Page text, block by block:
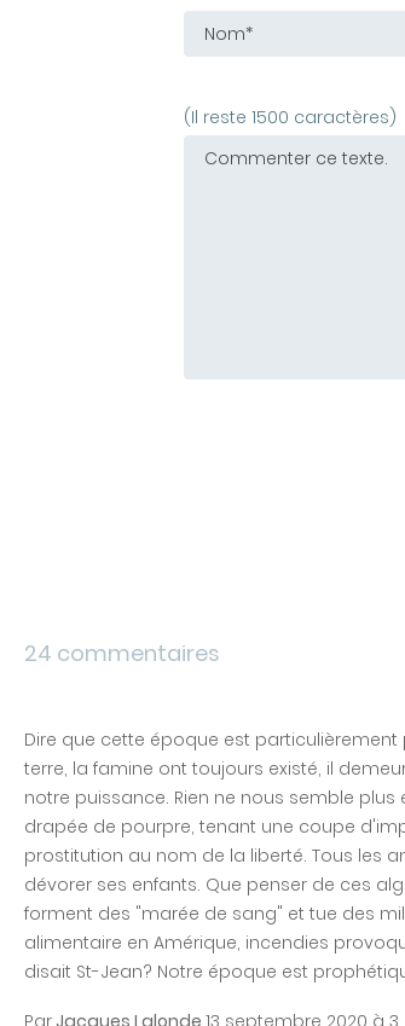
(Il reste 1500 caractères)
24 commentaires
Dire que cette époque est
terre, la famine ont toujours existé, il
notre puissance. Rien ne nous semble
drapée de pourpre, tenant une coupe
prostitution au nom de la liberté. Tous les
dévorer ses enfants. Que penser de ces
forment des "marée de sang" et tue des
alimentaire en Amérique, incendies
disait St-Jean? Notre époque est
ParJacques Lalonde 13 septembre 2020 à 3